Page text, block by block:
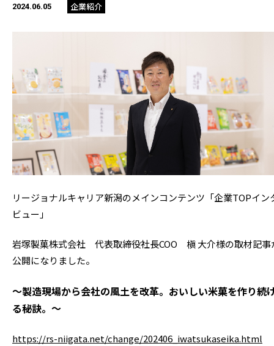
2024.06.05 企業紹介
リージョナルキャリア新潟のメインコンテンツ「企業TOPイン
ビュー」
岩塚製菓株式会社 代表取締役社長COO 槇 大介様の取材記事
公開になりました。
～製造現場から会社の風土を改革。おいしい米菓を作り続
る秘訣。 ～
https://rs-niigata.net/change/202406_iwatsukaseika.html